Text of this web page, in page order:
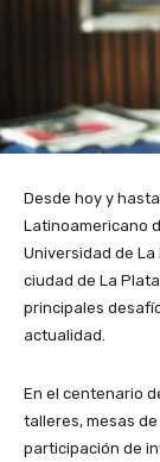
Desde hoy y
Latinoamericano
Universidad de
ciudad de La
principales
actualidad.
En el centenario
talleres, mesas
participación de